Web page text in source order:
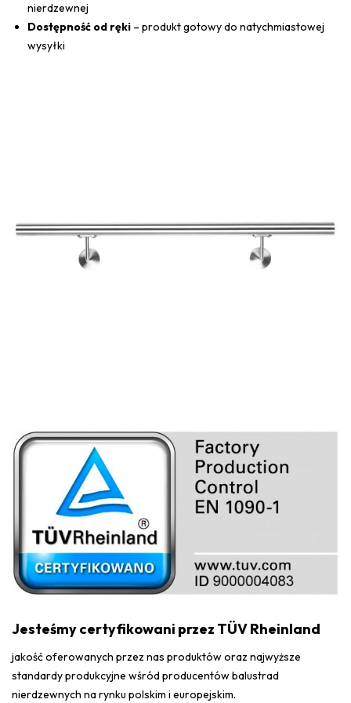
nierdzewnej
Dostępność od ręki – produkt gotowy do natychmiastowej
wysyłki
Jesteśmy certyfikowani przez TÜV Rheinland
jakość oferowanych przez nas produktów oraz najwyższe
standardy produkcyjne wśród producentów balustrad
nierdzewnych na rynku polskim i europejskim.